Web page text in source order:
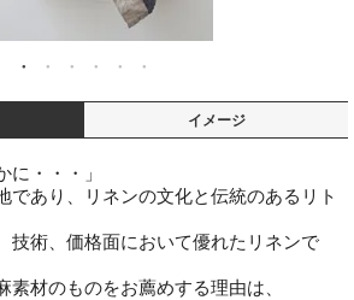
イメージ
・・・」
あり、リネンの文化と伝統のあるリト
術、価格面において優れたリネンで
材のものをお薦めする理由は、